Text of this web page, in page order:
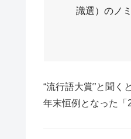
識選）のノ
“流行語大賞”と聞く
年末恒例となった「